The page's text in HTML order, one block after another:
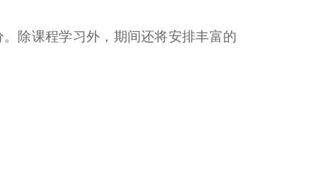
除课程学习外，期间还将安排丰富的